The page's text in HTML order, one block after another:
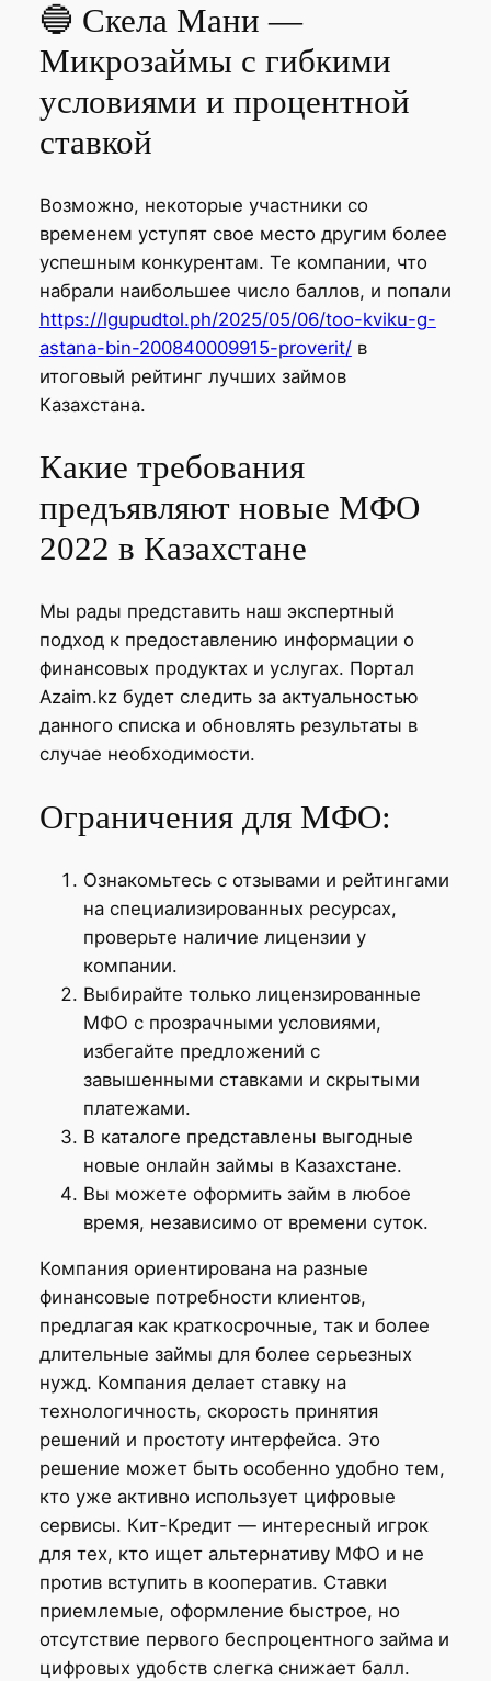
🔵 Скела Мани —
Микрозаймы с гибкими
условиями и процентной
ставкой
Возможно, некоторые участники со
временем уступят свое место другим более
успешным конкурентам. Те компании, что
набрали наибольшее число баллов, и попали
https://lgupudtol.ph/2025/05/06/too-kviku-g-
astana-bin-200840009915-proverit/в
итоговый рейтинг лучших займов
Казахстана.
Какие требования
предъявляют новые МФО
2022 в Казахстане
Мы рады представить наш экспертный
подход к предоставлению информации о
финансовых продуктах и услугах. Портал
Azaim.kz будет следить за актуальностью
данного списка и обновлять результаты в
случае необходимости.
Ограничения для МФО:
Ознакомьтесь с отзывами и рейтингами
на специализированных ресурсах,
проверьте наличие лицензии у
компании.
Выбирайте только лицензированные
МФО с прозрачными условиями,
избегайте предложений с
завышенными ставками и скрытыми
платежами.
В каталоге представлены выгодные
новые онлайн займы в Казахстане.
Вы можете оформить займ в любое
время, независимо от времени суток.
Компания ориентирована на разные
финансовые потребности клиентов,
предлагая как краткосрочные, так и более
длительные займы для более серьезных
нужд. Компания делает ставку на
технологичность, скорость принятия
решений и простоту интерфейса. Это
решение может быть особенно удобно тем,
кто уже активно использует цифровые
сервисы. Кит-Кредит — интересный игрок
для тех, кто ищет альтернативу МФО и не
против вступить в кооператив. Ставки
приемлемые, оформление быстрое, но
отсутствие первого беспроцентного займа и
цифровых удобств слегка снижает балл.